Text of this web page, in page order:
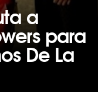
a
para
De La